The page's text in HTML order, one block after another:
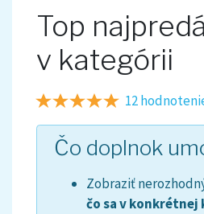
Top
v kategórii
12
Čo doplnok
Zobraziť
čo sa v